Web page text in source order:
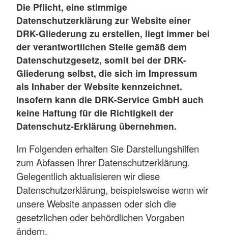
Die Pflicht, eine stimmige
Datenschutzerklärung zur Website einer
DRK-Gliederung zu erstellen, liegt immer bei
der verantwortlichen Stelle gemäß dem
Datenschutzgesetz, somit bei der DRK-
Gliederung selbst, die sich im Impressum
als Inhaber der Website kennzeichnet.
Insofern kann die DRK-Service GmbH auch
keine Haftung für die Richtigkeit der
Datenschutz-Erklärung übernehmen.
Im Folgenden erhalten Sie Darstellungshilfen
zum Abfassen Ihrer Datenschutzerklärung.
Gelegentlich aktualisieren wir diese
Datenschutzerklärung, beispielsweise wenn wir
unsere Website anpassen oder sich die
gesetzlichen oder behördlichen Vorgaben
ändern.